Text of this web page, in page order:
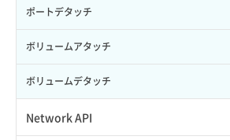
ポートデタッチ
ボリュームアタッチ
ボリュームデタッチ
Network API